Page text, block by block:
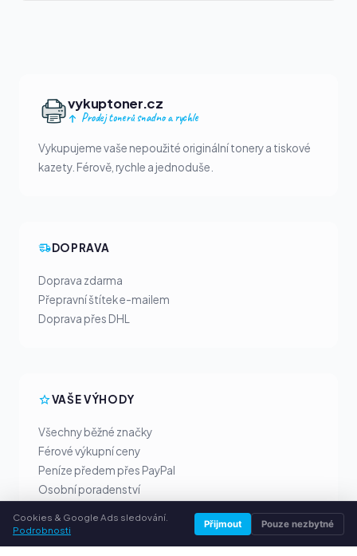
vykuptoner.cz
Prodej tonerů snadno a rychle
Vykupujeme vaše nepoužité originální tonery a tiskové
kazety. Férově, rychle a jednoduše.
DOPRAVA
Doprava zdarma
Přepravní štítek e-mailem
Doprava přes DHL
VAŠE VÝHODY
Všechny běžné značky
Férové výkupní ceny
Peníze předem přes PayPal
Osobní poradenství
Cookies & Google Ads sledování.
Podrobnosti
Přijmout Pouze nezbytné